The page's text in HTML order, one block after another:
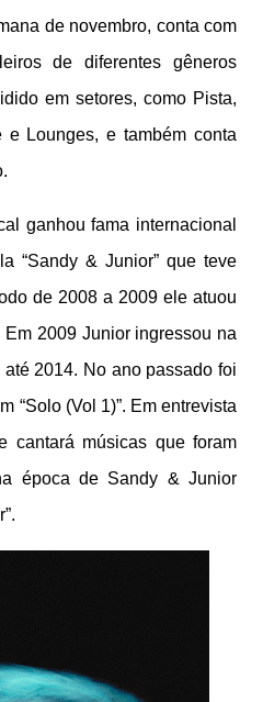
de novembro, conta com
de diferentes gêneros
em setores, como Pista,
e Lounges, e também conta
ganhou fama internacional
“Sandy & Junior” que teve
de 2008 a 2009 ele atuou
2009 Junior ingressou na
2014. No ano passado foi
“Solo (Vol 1)”. Em entrevista
cantará músicas que foram
época de Sandy & Junior